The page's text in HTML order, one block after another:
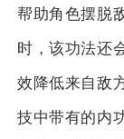
帮助角色摆脱
时，该功法还
效降低来自敌
技中带有的内